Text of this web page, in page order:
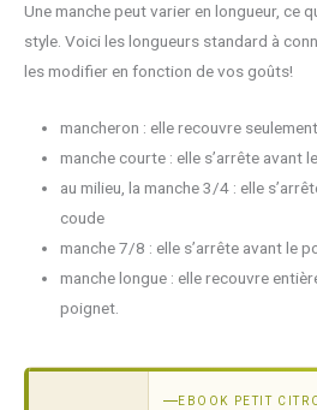
Une manche peut varier en longueur, ce
style. Voici les longueurs standard à
les modifier en fonction de vos goûts!
mancheron : elle recouvre
manche courte : elle s’arrête avant
au milieu, la manche 3/4 : elle
coude
manche 7/8 : elle s’arrête avant le
manche longue : elle recouvre
poignet.
EBOOK PETIT